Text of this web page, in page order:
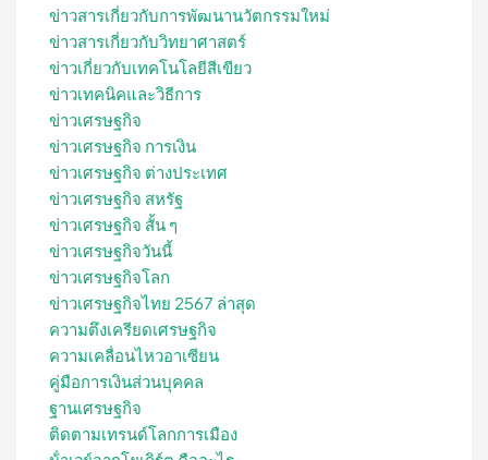
ข่าวสารเกี่ยวกับการพัฒนานวัตกรรมใหม่
ข่าวสารเกี่ยวกับวิทยาศาสตร์
ข่าวเกี่ยวกับเทคโนโลยีสีเขียว
ข่าวเทคนิคและวิธีการ
ข่าวเศรษฐกิจ
ข่าวเศรษฐกิจ การเงิน
ข่าวเศรษฐกิจ ต่างประเทศ
ข่าวเศรษฐกิจ สหรัฐ
ข่าวเศรษฐกิจ สั้น ๆ
ข่าวเศรษฐกิจวันนี้
ข่าวเศรษฐกิจโลก
ข่าวเศรษฐกิจไทย 2567 ล่าสุด
ความตึงเครียดเศรษฐกิจ
ความเคลื่อนไหวอาเซียน
คู่มือการเงินส่วนบุคคล
ฐานเศรษฐกิจ
ติดตามเทรนด์โลกการเมือง